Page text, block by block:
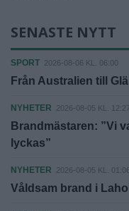
SENASTE NYTT
SPORT 2026-08-06 KL. 06:00
Från Australien till
NYHETER 2026-08-05 KL. 12:27
Brandmästaren: ”Vi
lyckas”
NYHETER 2026-08-05 KL. 01:06
Våldsam brand i